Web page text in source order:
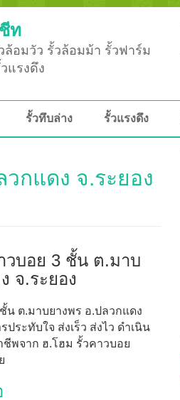
ท
อมวัว รั้วล้อมม้า รั้วฟาร์ม
แรงดึง
รั้วทึบล่าง รั้วแรงดึง
กแดง จ.ระยอง
วบอย 3 ชั้น ต.มาบ
จ.ระยอง
น ต.มาบยางพร อ.ปลวกแดง
ประทับใจ ส่งเร็ว ส่งไว ดำเนิน
พจาก ฮ.โฮม รั้วคาวบอย